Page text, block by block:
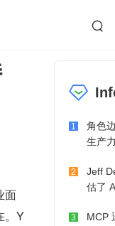

作
微服务架构
面
。Y
1
角色
生产
2
Jeff
估了
3
MCP